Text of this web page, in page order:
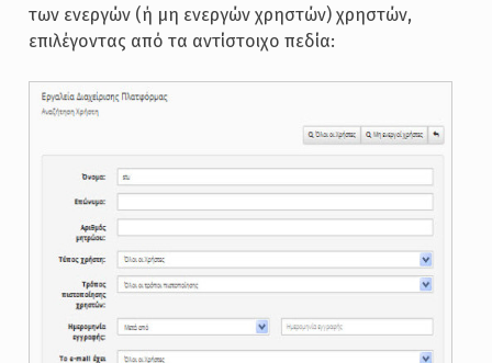
των ενεργών (ή μη ενεργών χρηστών) χρηστών,
επιλέγοντας από τα αντίστοιχο πεδία: